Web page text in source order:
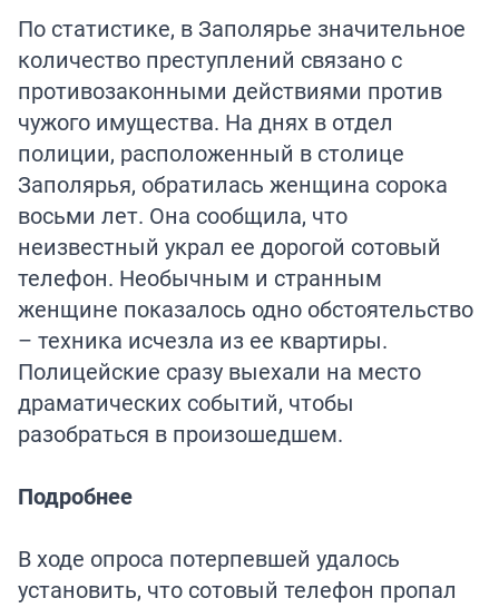
По статистике, в Заполярье значительное
количество преступлений связано с
противозаконными действиями против
чужого имущества. На днях в отдел
полиции, расположенный в столице
Заполярья, обратилась женщина сорока
восьми лет. Она сообщила, что
неизвестный украл ее дорогой сотовый
телефон. Необычным и странным
женщине показалось одно обстоятельство
– техника исчезла из ее квартиры.
Полицейские сразу выехали на место
драматических событий, чтобы
разобраться в произошедшем.
Подробнее
В ходе опроса потерпевшей удалось
установить, что сотовый телефон пропал